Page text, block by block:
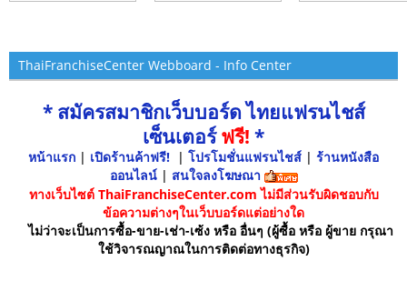
ThaiFranchiseCenter Webboard - Info Center
* สมัครสมาชิกเว็บบอร์ด ไทยแฟรนไชส์
เซ็นเตอร์ฟรี! *
หน้าแรก | เปิดร้านค้าฟรี! | โปรโมชั่นแฟรนไชส์ | ร้านหนังสือ
ออนไลน์ | สนใจลงโฆษณา
ทางเว็บไซต์ ThaiFranchiseCenter.com ไม่มีส่วนรับผิดชอบกับ
ข้อความต่างๆในเว็บบอร์ดแต่อย่างใด
ไม่ว่าจะเป็นการซื้อ-ขาย-เช่า-เซ้ง หรือ อื่นๆ (ผู้ซื้อ หรือ ผู้ขาย กรุณา
ใช้วิจารณญาณในการติดต่อทางธุรกิจ)